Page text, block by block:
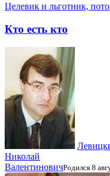
Целевик и льготник,
Кто есть кто
Николай
ВалентиновичРодился 8